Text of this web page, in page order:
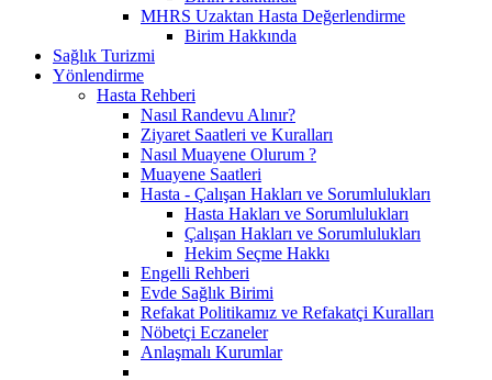
MHRS Uzaktan Hasta Değerlendirme
Birim Hakkında
Sağlık Turizmi
Yönlendirme
Hasta Rehberi
Nasıl Randevu Alınır?
Ziyaret Saatleri ve Kuralları
Nasıl Muayene Olurum ?
Muayene Saatleri
Hasta - Çalışan Hakları ve Sorumlulukları
Hasta Hakları ve Sorumlulukları
Çalışan Hakları ve Sorumlulukları
Hekim Seçme Hakkı
Engelli Rehberi
Evde Sağlık Birimi
Refakat Politikamız ve Refakatçi Kuralları
Nöbetçi Eczaneler
Anlaşmalı Kurumlar